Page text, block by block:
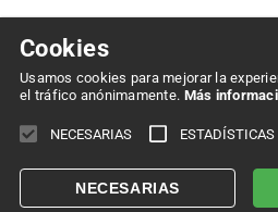
He leído y acepto la '
Cookies
Usamos cookies para mejorar la
el tráfico anónimamente. Más
NECESARIAS ESTADÍSTICAS
NECESARIAS